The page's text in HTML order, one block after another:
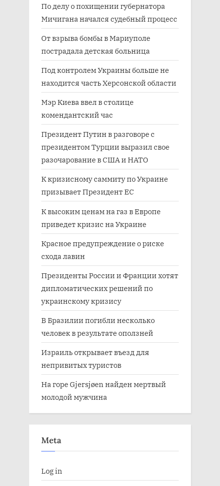
По делу о похищении губернатора
Мичигана начался судебный процесс
От взрыва бомбы в Мариуполе
пострадала детская больница
Под контролем Украины больше не
находится часть Херсонской области
Мэр Киева ввел в столице
комендантский час
Президент Путин в разговоре с
президентом Турции выразил свое
разочарование в США и НАТО
К кризисному саммиту по Украине
призывает Президент ЕС
К высоким ценам на газ в Европе
приведет кризис на Украине
Красное предупреждение о риске
схода лавин
Президенты России и Франции хотят
дипломатических решений по
украинскому кризису
В Бразилии погибли несколько
человек в результате оползней
Израиль открывает въезд для
непривитых туристов
На горе Gjersjøen найден мертвый
молодой мужчина
Meta
Log in